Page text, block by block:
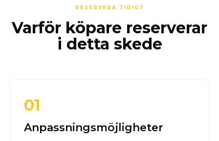
RESERVERA TIDIGT
Varför köpare reserverar
i detta skede
01
Anpassningsmöjligheter